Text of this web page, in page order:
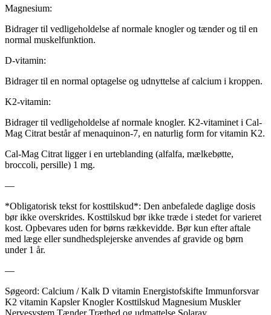
Magnesium:
Bidrager til vedligeholdelse af normale knogler og tænder og til en
normal muskelfunktion.
D-vitamin:
Bidrager til en normal optagelse og udnyttelse af calcium i kroppen.
K2-vitamin:
Bidrager til vedligeholdelse af normale knogler. K2-vitaminet i Cal-
Mag Citrat består af menaquinon-7, en naturlig form for vitamin K2.
Cal-Mag Citrat ligger i en urteblanding (alfalfa, mælkebøtte,
broccoli, persille) 1 mg.
—
*Obligatorisk tekst for kosttilskud*: Den anbefalede daglige dosis
bør ikke overskrides. Kosttilskud bør ikke træde i stedet for varieret
kost. Opbevares uden for børns rækkevidde. Bør kun efter aftale
med læge eller sundhedsplejerske anvendes af gravide og børn
under 1 år.
—
Søgeord: Calcium / Kalk D vitamin Energistofskifte Immunforsvar
K2 vitamin Kapsler Knogler Kosttilskud Magnesium Muskler
Nervesystem Tænder Træthed og udmattelse Solaray